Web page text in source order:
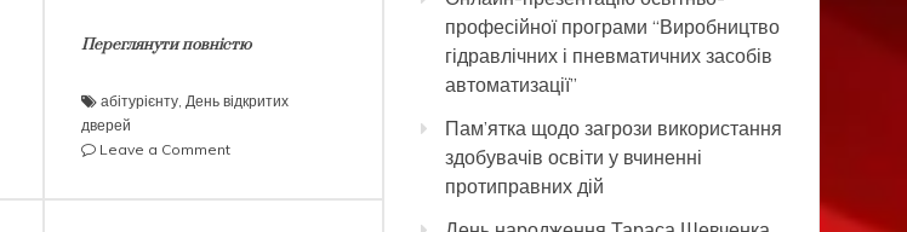
Переглянути повністю
абітурієнту День відкритих
дверей
Leave a Commenton
відкритих
професійної програми “Виробництво
гідравлічних і пневматичних засобів
автоматизації”
Пам’ятка щодо загрози використання
здобувачів освіти у вчиненні
протиправних дій